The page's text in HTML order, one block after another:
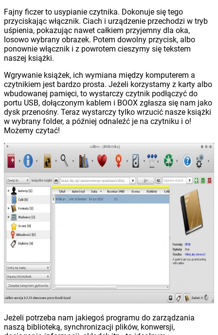
Fajny ficzer to usypianie czytnika. Dokonuje się tego
przyciskając włącznik. Ciach i urządzenie przechodzi w tryb
uśpienia, pokazując nawet całkiem przyjemny dla oka,
losowo wybrany obrazek. Potem dowolny przycisk, albo
ponownie włącznik i z powrotem cieszymy się tekstem
naszej książki.
Wgrywanie książek, ich wymiana między komputerem a
czytnikiem jest bardzo prosta. Jeżeli korzystamy z karty albo
wbudowanej pamięci, to wystarczy czytnik podłączyć do
portu USB, dołączonym kablem i BOOX zgłasza się nam jako
dysk przenośny. Teraz wystarczy tylko wrzucić nasze książki
w wybrany folder, a później odnaleźć je na czytniku i o!
Możemy czytać!
Jeżeli potrzeba nam jakiegoś programu do zarządzania
naszą biblioteką, synchronizacji plików, konwersji,